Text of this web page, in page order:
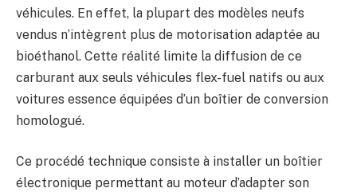
véhicules. En effet, la plupart des modèles neufs
vendus n’intègrent plus de motorisation adaptée au
bioéthanol. Cette réalité limite la diffusion de ce
carburant aux seuls véhicules flex-fuel natifs ou aux
voitures essence équipées d’un boîtier de conversion
homologué.
Ce procédé technique consiste à installer un boîtier
électronique permettant au moteur d’adapter son